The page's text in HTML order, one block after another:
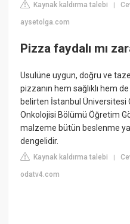
Kaynak kaldırma talebi |
aysetolga.com
Pizza faydalı mı
Usulüne uygun, doğru ve
pizzanın hem sağlıklı hem
belirten İstanbul Üniversitesi
Onkolojisi Bölümü Öğretim
malzeme bütün beslenme
dengelidir.
Kaynak kaldırma talebi |
odatv4.com